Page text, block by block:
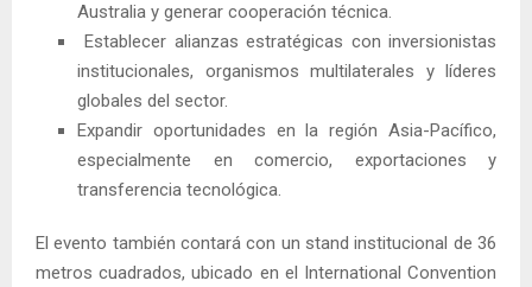
Australia y generar cooperación técnica.
Establecer alianzas estratégicas con inversionistas
institucionales, organismos multilaterales y líderes
globales del sector.
Expandir oportunidades en la región Asia-Pacífico,
especialmente en comercio, exportaciones y
transferencia tecnológica.
El evento también contará con un stand institucional de 36
metros cuadrados, ubicado en el International Convention